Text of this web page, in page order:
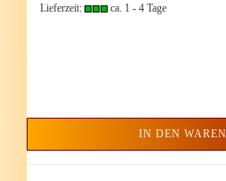
Lieferzeit: ca. 1 - 4 Tage
IN DEN